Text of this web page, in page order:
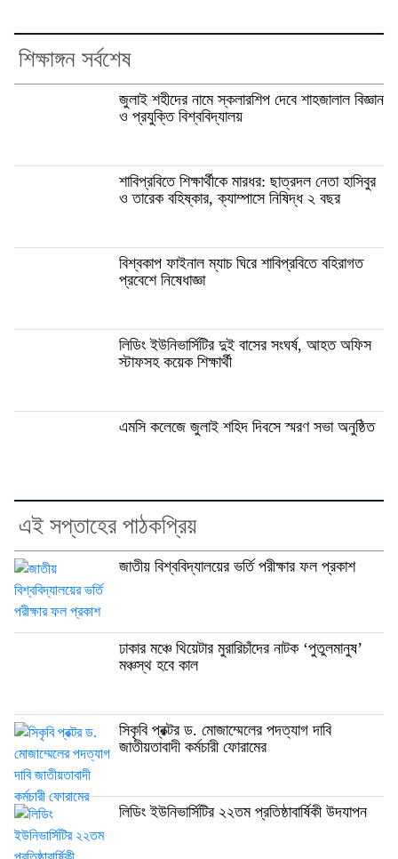
শিক্ষাঙ্গন সর্বশেষ
জুলাই শহীদের নামে স্কলারশিপ দেবে শাহজালাল বিজ্ঞান
ও প্রযুক্তি বিশ্ববিদ্যালয়
শাবিপ্রবিতে শিক্ষার্থীকে মারধর: ছাত্রদল নেতা হাসিবুর
ও তারেক বহিষ্কার, ক্যাম্পাসে নিষিদ্ধ ২ বছর
বিশ্বকাপ ফাইনাল ম্যাচ ঘিরে শাবিপ্রবিতে বহিরাগত
প্রবেশে নিষেধাজ্ঞা
লিডিং ইউনিভার্সিটির দুই বাসের সংঘর্ষ, আহত অফিস
স্টাফসহ কয়েক শিক্ষার্থী
এমসি কলেজে জুলাই শহিদ দিবসে স্মরণ সভা অনুষ্ঠিত
এই সপ্তাহের পাঠকপ্রিয়
জাতীয় বিশ্ববিদ্যালয়ের ভর্তি পরীক্ষার ফল প্রকাশ
ঢাকার মঞ্চে থিয়েটার মুরারিচাঁদের নাটক ‘পুতুলমানুষ’
মঞ্চস্থ হবে কাল
সিকৃবি প্রক্টর ড. মোজাম্মেলের পদত্যাগ দাবি
জাতীয়তাবাদী কর্মচারী ফোরামের
লিডিং ইউনিভার্সিটির ২২তম প্রতিষ্ঠাবার্ষিকী উদযাপন